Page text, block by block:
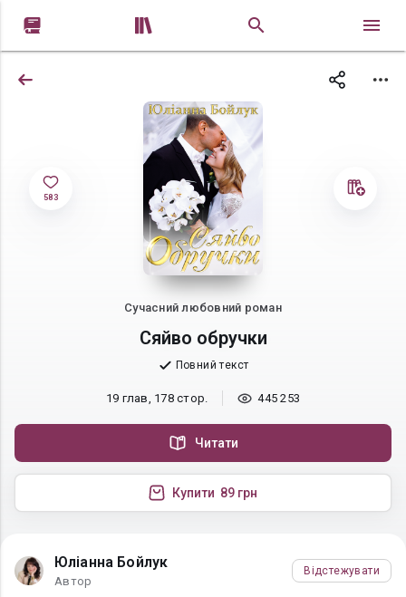
 
583
Сучасний любовний роман
Сяйво обручки
Повний текст
19 глав, 178 стор. 445 253
Читати
Купити 89 грн
Юліанна Бойлук
Автор
Відстежувати